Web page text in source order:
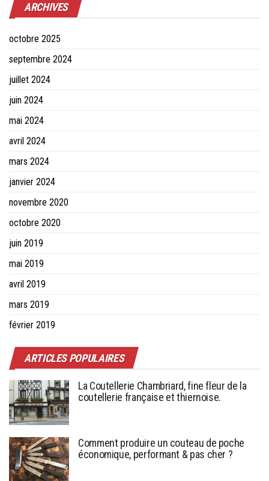
ARCHIVES
octobre 2025
septembre 2024
juillet 2024
juin 2024
mai 2024
avril 2024
mars 2024
janvier 2024
novembre 2020
octobre 2020
juin 2019
mai 2019
avril 2019
mars 2019
février 2019
ARTICLES POPULAIRES
La Coutellerie Chambriard, fine fleur de la
coutellerie française et thiernoise.
Comment produire un couteau de poche
économique, performant & pas cher ?